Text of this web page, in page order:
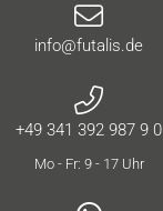
info@futalis.de
+49 341 392 987 9 0
Mo - Fr: 9 - 17 Uhr